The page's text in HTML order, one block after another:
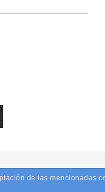
de las mencionadas